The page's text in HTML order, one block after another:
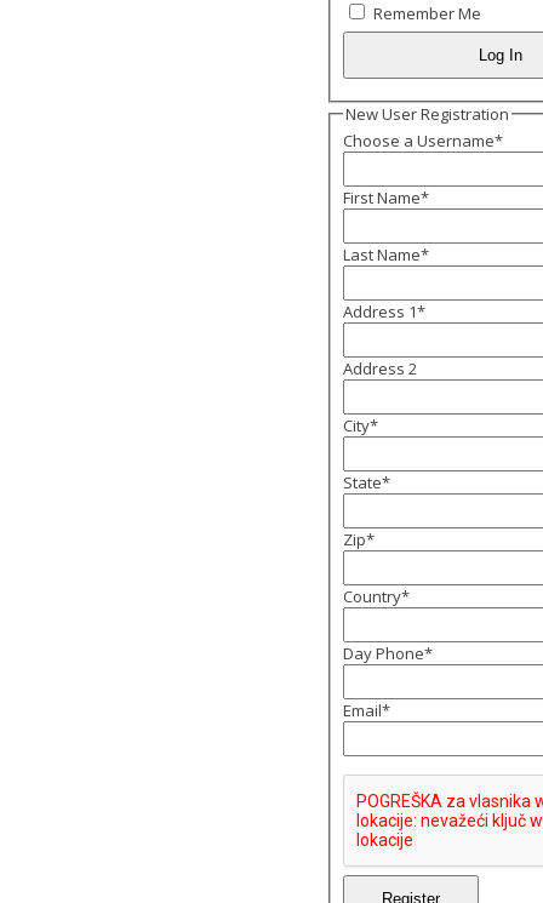
Remember Me
New User Registration
Choose a Username*
First Name*
Last Name*
Address 1*
Address 2
City*
State*
Zip*
Country*
Day Phone*
Email*